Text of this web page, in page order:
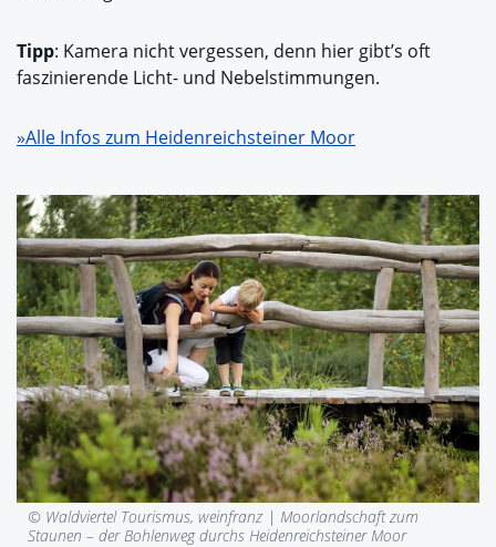
Tipp: Kamera nicht vergessen, denn hier gibt’s oft
faszinierende Licht- und Nebelstimmungen.
»Alle Infos zum Heidenreichsteiner Moor
© Waldviertel Tourismus, weinfranz | Moorlandschaft zum
Staunen – der Bohlenweg durchs Heidenreichsteiner Moor